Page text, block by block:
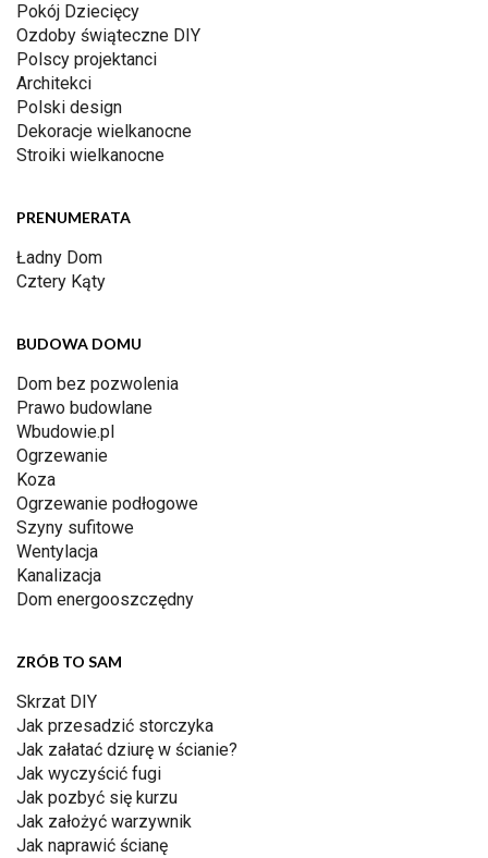
Pokój Dziecięcy
Ozdoby świąteczne DIY
Polscy projektanci
Architekci
Polski design
Dekoracje wielkanocne
Stroiki wielkanocne
PRENUMERATA
Ładny Dom
Cztery Kąty
BUDOWA DOMU
Dom bez pozwolenia
Prawo budowlane
Wbudowie.pl
Ogrzewanie
Koza
Ogrzewanie podłogowe
Szyny sufitowe
Wentylacja
Kanalizacja
Dom energooszczędny
ZRÓB TO SAM
Skrzat DIY
Jak przesadzić storczyka
Jak załatać dziurę w ścianie?
Jak wyczyścić fugi
Jak pozbyć się kurzu
Jak założyć warzywnik
Jak naprawić ścianę